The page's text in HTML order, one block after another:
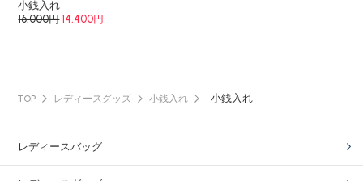
小銭入れ
16,000円 14,400円
TOP レディースグッズ 小銭入れ 小銭入れ
レディースバッグ